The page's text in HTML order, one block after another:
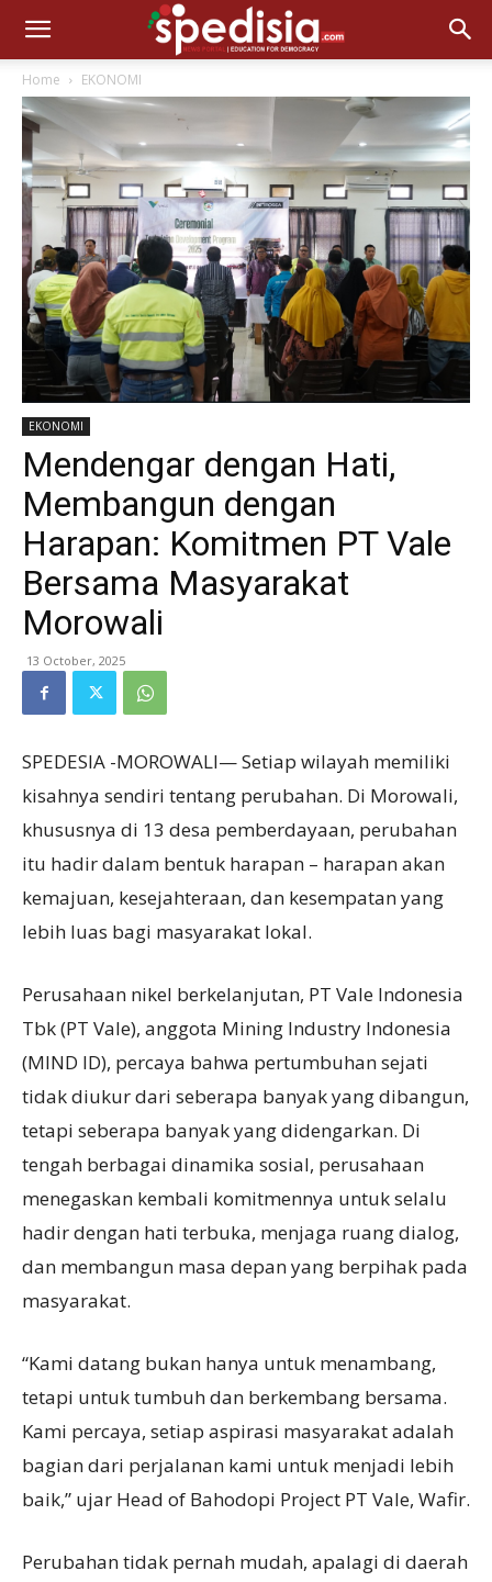
Home EKONOMI
EKONOMI
Mendengar dengan Hati,
Membangun dengan
Harapan: Komitmen PT Vale
Bersama Masyarakat
Morowali
13 October, 2025
SPEDESIA -MOROWALI— Setiap wilayah memiliki
kisahnya sendiri tentang perubahan. Di Morowali,
khususnya di 13 desa pemberdayaan, perubahan
itu hadir dalam bentuk harapan – harapan akan
kemajuan, kesejahteraan, dan kesempatan yang
lebih luas bagi masyarakat lokal.
Perusahaan nikel berkelanjutan, PT Vale Indonesia
Tbk (PT Vale), anggota Mining Industry Indonesia
(MIND ID), percaya bahwa pertumbuhan sejati
tidak diukur dari seberapa banyak yang dibangun,
tetapi seberapa banyak yang didengarkan. Di
tengah berbagai dinamika sosial, perusahaan
menegaskan kembali komitmennya untuk selalu
hadir dengan hati terbuka, menjaga ruang dialog,
dan membangun masa depan yang berpihak pada
masyarakat.
“Kami datang bukan hanya untuk menambang,
tetapi untuk tumbuh dan berkembang bersama.
Kami percaya, setiap aspirasi masyarakat adalah
bagian dari perjalanan kami untuk menjadi lebih
baik,” ujar Head of Bahodopi Project PT Vale, Wafir.
Perubahan tidak pernah mudah, apalagi di daerah